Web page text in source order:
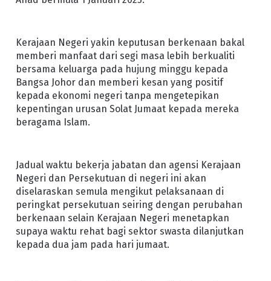
Kerajaan Negeri yakin keputusan berkenaan bakal
memberi manfaat dari segi masa lebih berkualiti
bersama keluarga pada hujung minggu kepada
Bangsa Johor dan memberi kesan yang positif
kepada ekonomi negeri tanpa mengetepikan
kepentingan urusan Solat Jumaat kepada mereka
beragama Islam.
Jadual waktu bekerja jabatan dan agensi Kerajaan
Negeri dan Persekutuan di negeri ini akan
diselaraskan semula mengikut pelaksanaan di
peringkat persekutuan seiring dengan perubahan
berkenaan selain Kerajaan Negeri menetapkan
supaya waktu rehat bagi sektor swasta dilanjutkan
kepada dua jam pada hari jumaat.